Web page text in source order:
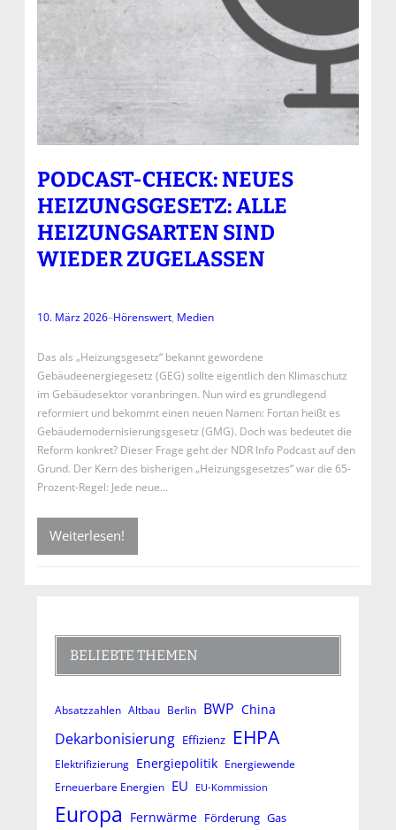
PODCAST-CHECK: NEUES
HEIZUNGSGESETZ: ALLE
HEIZUNGSARTEN SIND
WIEDER ZUGELASSEN
10. März 2026–Hörenswert, Medien
Das als „Heizungsgesetz“ bekannt gewordene
Gebäudeenergiegesetz (GEG) sollte eigentlich den Klimaschutz
im Gebäudesektor voranbringen. Nun wird es grundlegend
reformiert und bekommt einen neuen Namen: Fortan heißt es
Gebäudemodernisierungsgesetz (GMG). Doch was bedeutet die
Reform konkret? Dieser Frage geht der NDR Info Podcast auf den
Grund. Der Kern des bisherigen „Heizungsgesetzes“ war die 65-
Prozent-Regel: Jede neue…
Weiterlesen!
BELIEBTE THEMEN
Absatzzahlen Altbau Berlin BWP China
Dekarbonisierung Effizienz EHPA
Elektrifizierung Energiepolitik Energiewende
Erneuerbare Energien EU EU-Kommission
Europa Fernwärme Förderung Gas